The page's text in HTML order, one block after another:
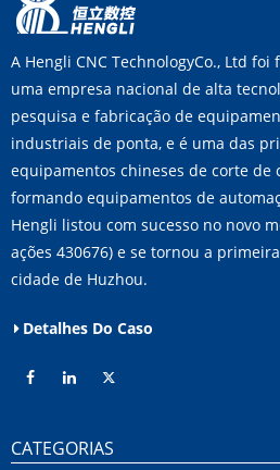
A Hengli CNC TechnologyCo., Ltd
uma empresa nacional de alta
pesquisa e fabricação de
industriais de ponta, e é uma das
equipamentos chineses de corte de
formando equipamentos de
Hengli listou com sucesso no novo
ações 430676) e se tornou a
cidade de Huzhou.
Detalhes Do Caso
CATEGORIAS